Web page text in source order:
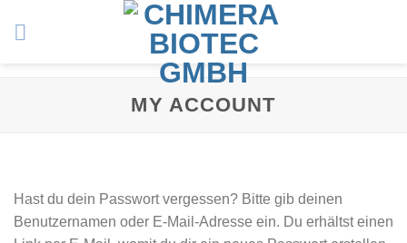
MY ACCOUNT
Hast du dein Passwort vergessen? Bitte gib deinen
Benutzernamen oder E-Mail-Adresse ein. Du erhältst einen